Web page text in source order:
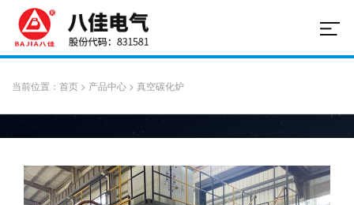
当前位置： 首页 > 产品中心 > 真空碳化炉